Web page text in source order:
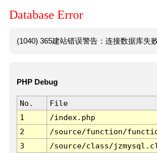
Database Error
(1040) 365建站错误警告：连接数据库失
PHP Debug
No. File
1
/index.php
2
/source/function/
3
/source/class/